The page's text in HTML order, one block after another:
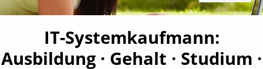
IT-Systemkaufmann:
Ausbildung · Gehalt · Studium ·